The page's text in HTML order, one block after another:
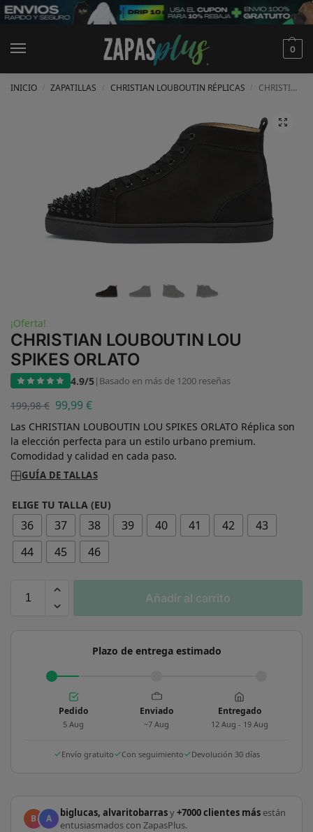
0
INICIO ZAPATILLAS CHRISTIAN LOUBOUTIN RÉPLICAS CHRISTIAN LOUBOUTIN LOU SPIKES ORLATO
¡Oferta!
CHRISTIAN LOUBOUTIN LOU
SPIKES ORLATO
4.9/5| Basado en más de 1200 reseñas
199,98€ 99,99€
Las CHRISTIAN LOUBOUTIN LOU SPIKES ORLATO Réplica son
la elección perfecta para un estilo urbano premium.
Comodidad y calidad en cada paso.
GUÍA DE TALLAS
ELIGE TU TALLA (EU)
36 37 38 39 40 41 42
43
44
45 46
Añadir al carrito
Plazo de entrega estimado
Pedido
5 Aug
Enviado
~7 Aug
Entregado
12 Aug - 19 Aug
Envío gratuito Con seguimiento Devolución 30 días
B A biglucas, alvaritobarrasy+7000 clientes más están
entusiasmados con ZapasPlus.